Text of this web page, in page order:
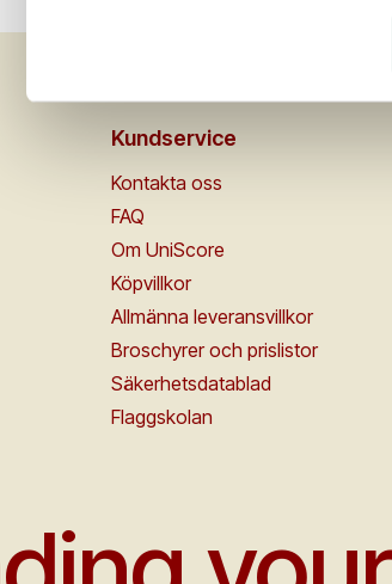
Kundservice
Kontakta oss
FAQ
Om UniScore
Köpvillkor
Allmänna leveransvillkor
Broschyrer och prislistor
Säkerhetsdatablad
Flaggskolan